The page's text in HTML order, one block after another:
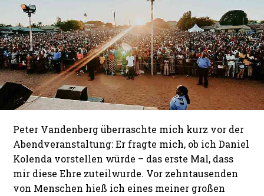
Peter Vandenberg überraschte mich kurz vor der
Abendveranstaltung: Er fragte mich, ob ich Daniel
Kolenda vorstellen würde – das erste Mal, dass
mir diese Ehre zuteilwurde. Vor zehntausenden
von Menschen hieß ich eines meiner großen